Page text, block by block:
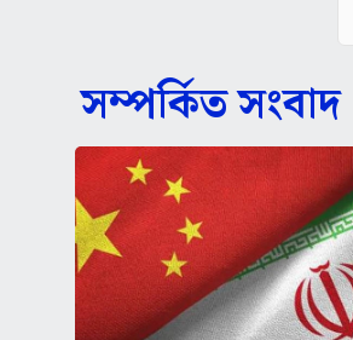
সম্পর্কিত সংবাদ